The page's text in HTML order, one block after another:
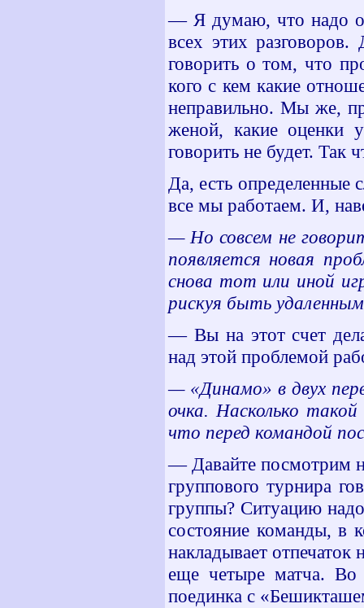
— Я думаю, что надо
всех этих
говорить о том, что
кого с кем какие
неправильно. Мы же,
женой, какие оценки
говорить не будет. Так
Да, есть
все мы работаем. И,
— Но совсем не
появляется новая
снова тот или иной
рискуя быть
— Вы на этот счет
над этой проблемой
— «Динамо» в двух
очка. Насколько
что перед командой
— Давайте посмотрим
группового турнира
группы? Ситуацию надо
состояние команды, в
накладывает
еще четыре матча.
поединка с